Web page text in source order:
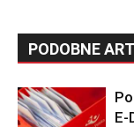
PODOBNE
E-